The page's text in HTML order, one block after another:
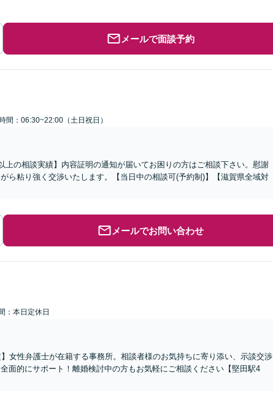
メールで面談予約
間：06:30~22:00（土日祝日）
上の相談実績】内容証明の通知が届いてお困りの方はご相談下さい。慰謝
ら粘り強く交渉いたします。【当日中の相談可(予約制)】【滋賀県全域対
メールでお問い合わせ
：本日定休日
女性弁護士が在籍する事務所。相談者様のお気持ちに寄り添い、示談交渉
面的にサポート！離婚検討中の方もお気軽にご相談ください【堅田駅4